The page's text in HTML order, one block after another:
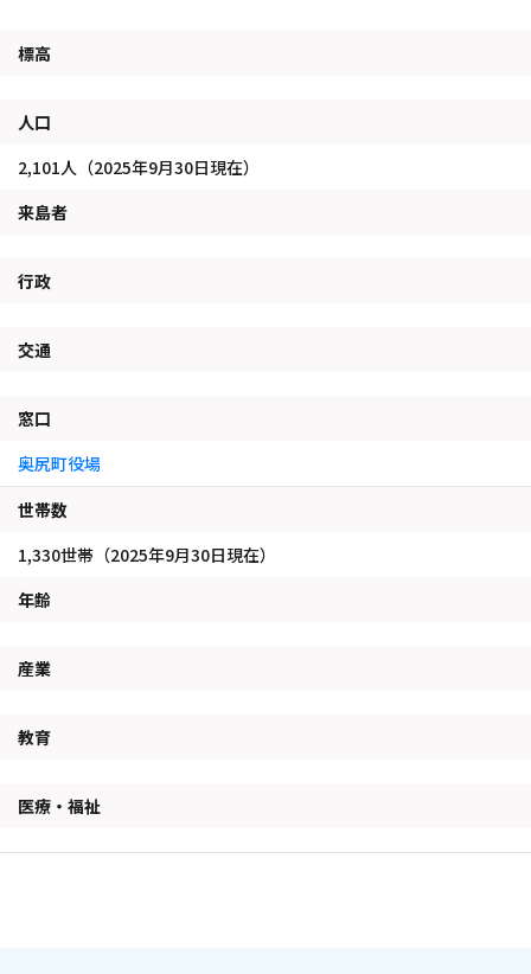
標高
人口
2,101人（2025年9月30日現在）
来島者
行政
交通
窓口
奥尻町役場
世帯数
1,330世帯（2025年9月30日現在）
年齢
産業
教育
医療・福祉